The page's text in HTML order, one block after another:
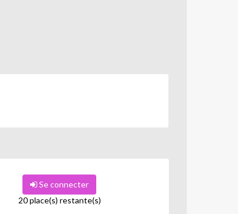
Se connecter
20 place(s) restante(s)